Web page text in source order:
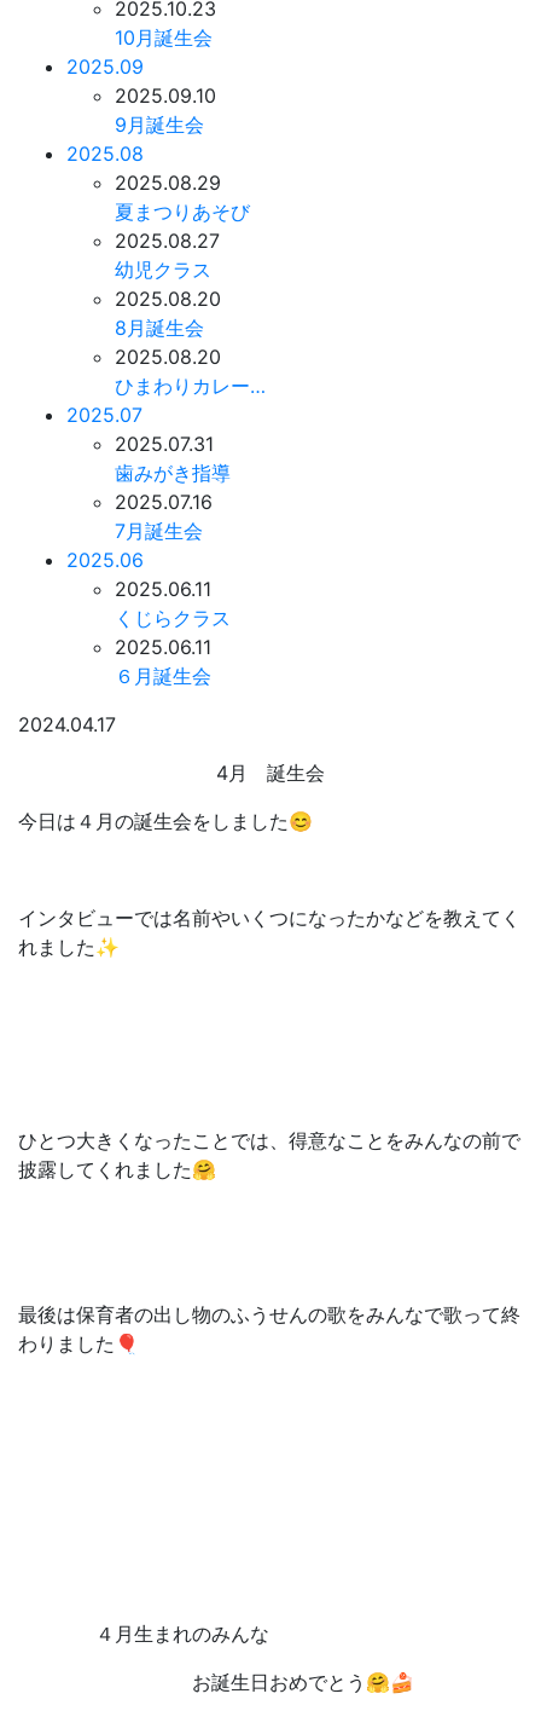
2025.10.23
10月誕生会
2025.09
2025.09.10
9月誕生会
2025.08
2025.08.29
夏まつりあそび
2025.08.27
幼児クラス
2025.08.20
8月誕生会
2025.08.20
ひまわりカレー…
2025.07
2025.07.31
歯みがき指導
2025.07.16
7月誕生会
2025.06
2025.06.11
くじらクラス
2025.06.11
６月誕生会
2024.04.17
4月 誕生会
今日は４月の誕生会をしました😊
インタビューでは名前やいくつになったかなどを教えてく
れました✨
ひとつ大きくなったことでは、得意なことをみんなの前で
披露してくれました🤗
最後は保育者の出し物のふうせんの歌をみんなで歌って終
わりました🎈
４月生まれのみんな
お誕生日おめでとう🤗🍰